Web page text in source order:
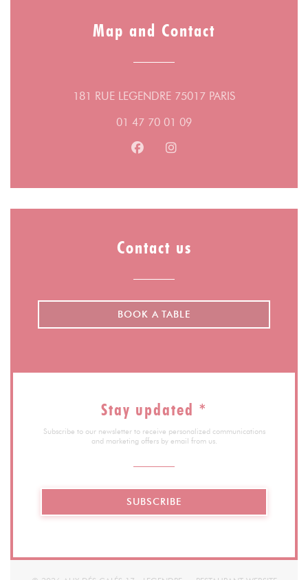
Map and Contact
181 RUE LEGENDRE 75017 PARIS((opens in a
01 47 70 01 09
Facebook ((opens in a new
Instagram ((opens in a
Contact us
BOOK A TABLE
Stay updated *
Subscribe to our newsletter to receive personalized communications
and marketing offers by email from us.
SUBSCRIBE